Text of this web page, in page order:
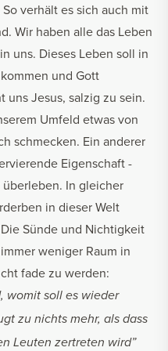
verhält es sich auch mit
Wir haben alle das Leben
uns. Dieses Leben soll in
und Gott
uns Jesus, salzig zu sein.
Umfeld etwas von
schmecken. Ein anderer
Eigenschaft -
In gleicher
in dieser Welt
Sünde und Nichtigkeit
weniger Raum in
fade zu werden:
womit soll es wieder
zu nichts mehr, als dass
Leuten zertreten wird”